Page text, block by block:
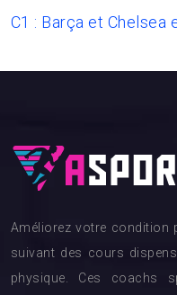
C1 : Barça et
Améliorez votre condition
suivant des cours
physique. Ces coachs